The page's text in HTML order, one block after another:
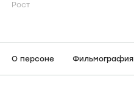
Рост
О персоне Фильмография